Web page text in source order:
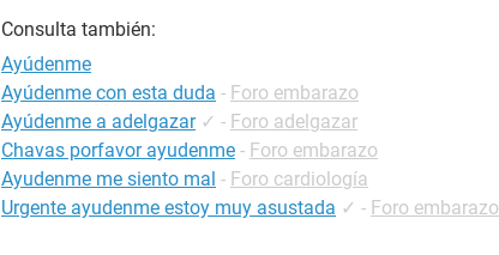
Consulta también:
Ayúdenme
Ayúdenme con esta duda - Foro embarazo
Ayúdenme a adelgazar ✓ - Foro adelgazar
Chavas porfavor ayudenme - Foro embarazo
Ayudenme me siento mal - Foro cardiología
Urgente ayudenme estoy muy asustada ✓ - Foro embarazo